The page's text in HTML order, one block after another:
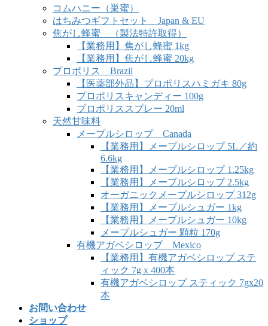
コムハニー（巣蜜）
はちみつギフトセット Japan & EU
焦がし蜂蜜 （製法特許取得）
【業務用】焦がし蜂蜜 1kg
【業務用】焦がし蜂蜜 20kg
プロポリス Brazil
【医薬部外品】プロポリスハミガキ 80g
プロポリスキャンディー 100g
プロポリススプレー 20ml
天然甘味料
メープルシロップ Canada
【業務用】メープルシロップ 5L／約
6.6kg
【業務用】メープルシロップ 1.25kg
【業務用】メープルシロップ 2.5kg
オーガニックメープルシロップ 312g
【業務用】メープルシュガー 1kg
【業務用】メープルシュガー 10kg
メープルシュガー 顆粒 170g
有機アガベシロップ Mexico
【業務用】有機アガベシロップ ステ
ィック 7g x 400本
有機アガベシロップ スティック 7gx20
本
お問い合わせ
ショップ